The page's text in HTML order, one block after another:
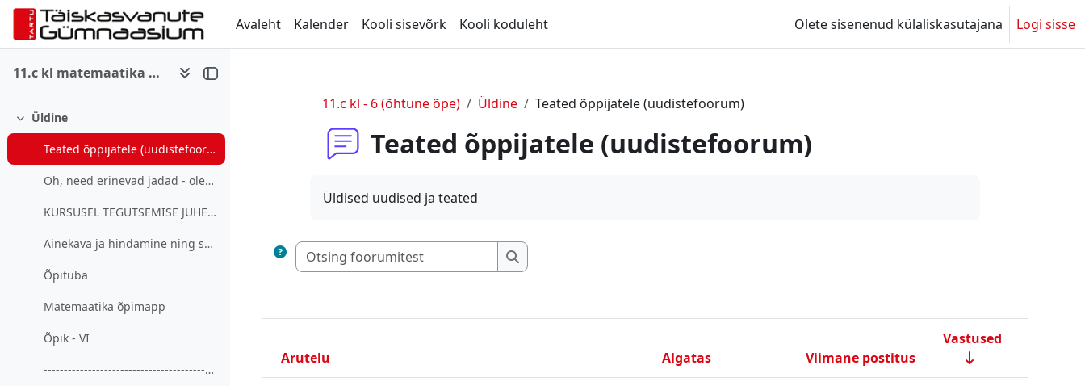
Jäta vahele peasisuni
Avaleht
Kalender Kooli sisevõrk Kooli koduleht Olete sisenenud külaliskasutajana Logi sisse
11.c kl matemaatika 6. kursus, õhtune õpe (2021. a)
Ahenda
Üldine
Teated õppijatele (uudistefoorum)
Oh, need erinevad jadad - oleks pea mul seda ...
KURSUSEL TEGUTSEMISE JUHEND1. Tutvun Moo...
Ainekava ja hindamine ning saavutatavad õpitulemused kursuse lõpuks
Õpituba
Matemaatika õpimapp
Õpik - VI
-----------------------------------------Matemaati...
11.c kl - 6 (õhtune õpe) Üldine Teated õppijatele (uudistefoorum)
Teated õppijatele (uudistefoorum)
Üldised uudised ja teated
Otsing foorumitest
Otsing foorumitest
Olek
Arutelu Algatas Viimane postitus
Vastused